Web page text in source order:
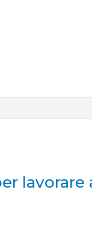
lavorare